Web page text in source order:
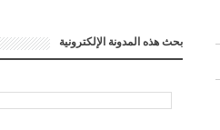
بحث هذه المدونة الإلكترونية